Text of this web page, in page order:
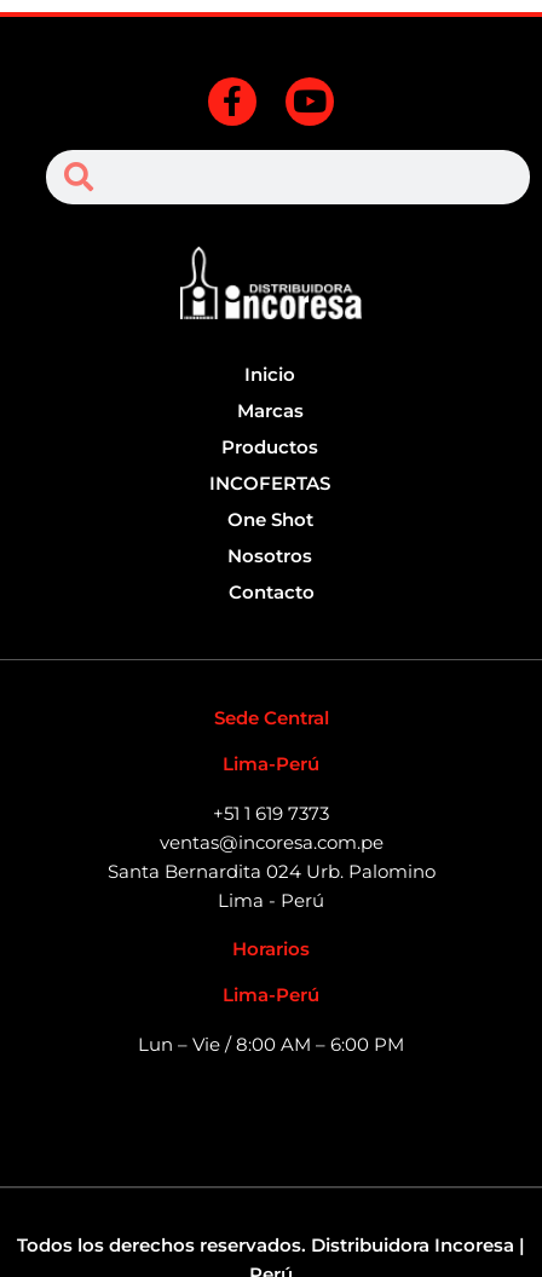
F
a
c
b
k
Y
o
u
u
Search
Inicio
Marcas
Productos
INCOFERTAS
One Shot
Nosotros
Contacto
Sede Central
Lima-Perú
+51 1 619 7373
ventas@incoresa.com.pe
Santa Bernardita 024 Urb. Palomino
Lima - Perú
Horarios
Lima-Perú
Lun – Vie / 8:00 AM – 6:00 PM
Todos los derechos reservados. Distribuidora Incoresa |